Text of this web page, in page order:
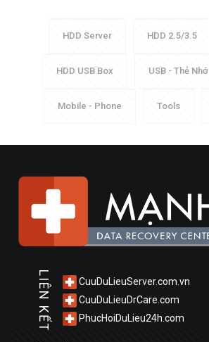
HDD Server HDD 2.5/3.5
HDD USB Box USB - Thẻ Nhớ
Mobile - Phone Tools
LIÊN KẾT
CuuDuLieuServer.com.vn
CuuDuLieuDrCare.com
PhucHoiDuLieu24h.com